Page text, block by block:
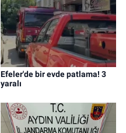
Efeler'de bir evde patlama! 3
yaralı